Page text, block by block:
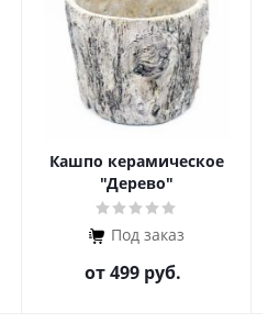
Кашпо керамическое
"Дерево"
Под заказ
от499 руб.